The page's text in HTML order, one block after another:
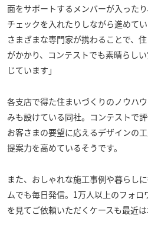
面をサポートするメンバーが入った
チェックを入れたりしながら進めてい
さまざまな専門家が携わることで、
がかかり、コンテストでも素晴らし
じています」
各支店で得た住まいづくりのノウハ
みも設けている同社。コンテストで
お客さまの要望に応えるデザインの
提案力を高めているそうです。
また、おしゃれな施工事例や暮らし
ムでも毎日発信。1万人以上のフォ
を見てご依頼いただくケースも最近は